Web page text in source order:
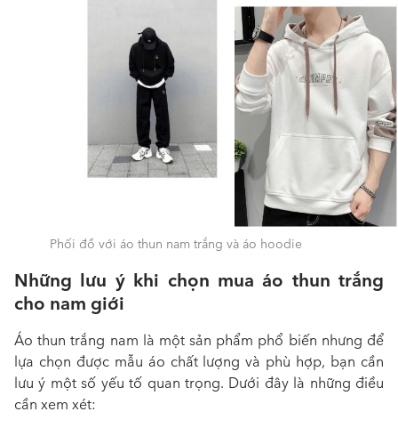
Phối đồ với áo thun nam trắng và áo hoodie
Những lưu ý khi chọn mua áo thun trắng
cho nam giới
Áo thun trắng nam là một sản phẩm phổ biến nhưng để
lựa chọn được mẫu áo chất lượng và phù hợp, bạn cần
lưu ý một số yếu tố quan trọng. Dưới đây là những điều
cần xem xét: